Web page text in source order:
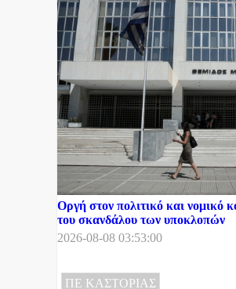
Οργή στον πολιτικό και νομικό
του σκανδάλου των υποκλοπών
2026-08-08 03:53:00
ΠΕ ΚΑΣΤΟΡΙΑΣ